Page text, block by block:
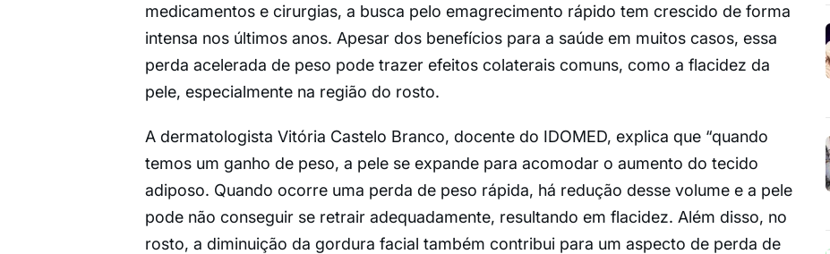
medicamentos e cirurgias, a busca pelo emagrecimento rápido tem crescido de forma
intensa nos últimos anos. Apesar dos benefícios para a saúde em muitos casos, essa
perda acelerada de peso pode trazer efeitos colaterais comuns, como a flacidez da
pele, especialmente na região do rosto.
A dermatologista Vitória Castelo Branco, docente do IDOMED, explica que “quando
temos um ganho de peso, a pele se expande para acomodar o aumento do tecido
adiposo. Quando ocorre uma perda de peso rápida, há redução desse volume e a pele
pode não conseguir se retrair adequadamente, resultando em flacidez. Além disso, no
rosto, a diminuição da gordura facial também contribui para um aspecto de perda de